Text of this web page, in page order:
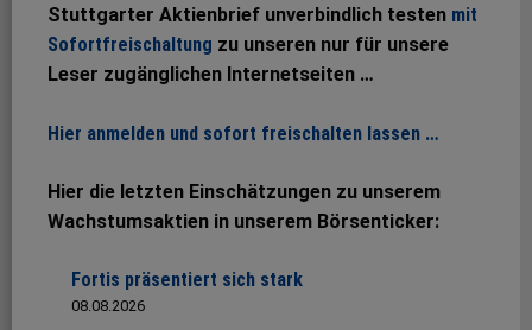
Stuttgarter Aktienbrief unverbindlich testen mit
Sofortfreischaltung zu unseren nur für unsere
Leser zugänglichen Internetseiten …
Hier anmelden und sofort freischalten lassen …
Hier die letzten Einschätzungen zu unserem
Wachstumsaktien in unserem Börsenticker:
Fortis präsentiert sich stark
08.08.2026